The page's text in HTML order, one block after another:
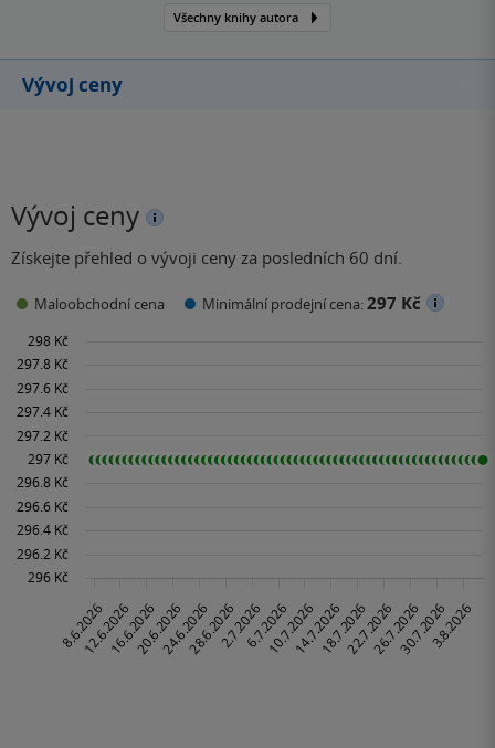
Všechny knihy autora
Vývoj ceny
Vývoj ceny
Získejte přehled o vývoji ceny za posledních 60 dní.
Maloobchodní cena Minimální prodejní cena:297 Kč